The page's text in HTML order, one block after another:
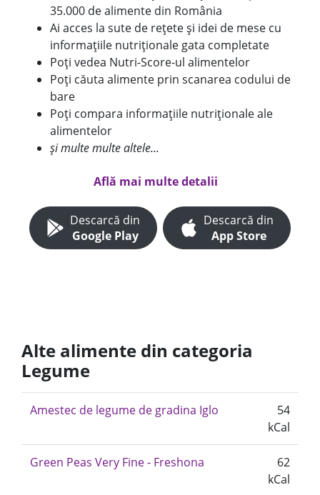
35.000 de alimente din România
Ai acces la sute de rețete și idei de mese cu
informațiile nutriționale gata completate
Poți vedea Nutri-Score-ul alimentelor
Poți căuta alimente prin scanarea codului de
bare
Poți compara informațiile nutriționale ale
alimentelor
și multe multe altele...
Află mai multe detalii
Descarcă din
Google Play
Descarcă din
App Store
Alte alimente din categoria
Legume
Amestec de legume de gradina Iglo
54
kCal
Green Peas Very Fine - Freshona
62
kCal